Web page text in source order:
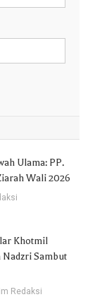
Ulama: PP.
Wali 2026
Khotmil
Nadzri Sambut
Redaksi